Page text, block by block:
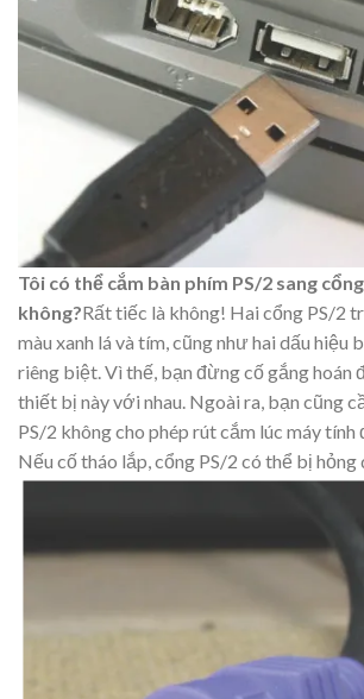
Tôi có thể cắm bàn phím PS/2 sang
không?Rất tiếc là không! Hai cổng PS/2
màu xanh lá và tím, cũng như hai dấu hiệu
riêng biệt. Vì thế, bạn đừng cố gắng hoán
thiết bị này với nhau. Ngoài ra, bạn cũng
PS/2 không cho phép rút cắm lúc máy tính
Nếu cố tháo lắp, cổng PS/2 có thể bị hỏng